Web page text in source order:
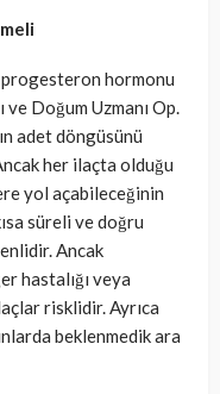
hormonu
Doğum Uzmanı Op.
adet döngüsünü
her ilaçta olduğu
yol açabileceğinin
süreli ve doğru
Ancak
hastalığı veya
risklidir. Ayrıca
beklenmedik ara